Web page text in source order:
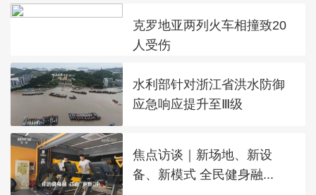
克罗地亚两列火车相撞致20
人受伤
水利部针对浙江省洪水防御
应急响应提升至Ⅲ级
焦点访谈｜新场地、新设
备、新模式 全民健身融...